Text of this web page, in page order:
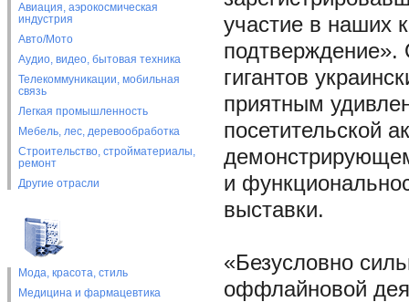
Авиация, аэрокосмическая
индустрия
Авто/Мото
Аудио, видео, бытовая техника
Телекоммуникации, мобильная
связь
Легкая промышленность
Мебель, лес, деревообработка
Строительство, стройматериалы,
ремонт
Другие отрасли
Мода, красота, стиль
Медицина и фармацевтика
участие в наших
гигантов
приятным
посетительской
и
выставки.
«Безусловно
оффлайновой